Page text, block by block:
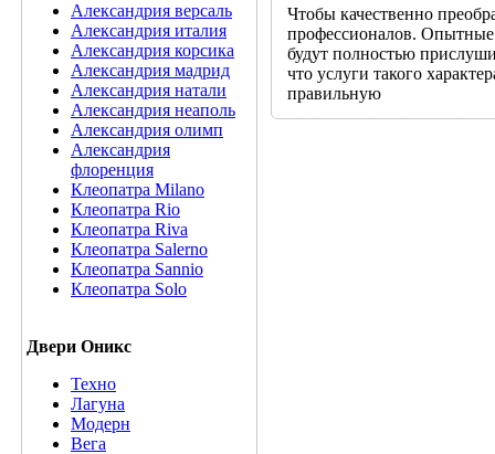
Александрия версаль
Александрия италия
Александрия корсика
Александрия мадрид
Александрия натали
Александрия неаполь
Александрия олимп
Александрия
флоренция
Клеопатра Milano
Клеопатра Rio
Клеопатра Riva
Клеопатра Salerno
Клеопатра Sannio
Клеопатра Solo
Двери Оникс
Техно
Лагуна
Модерн
Вега
Чтобы качественно
профессионалов.
будут полностью
что услуги такого
правильную